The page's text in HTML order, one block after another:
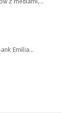
Emilia…